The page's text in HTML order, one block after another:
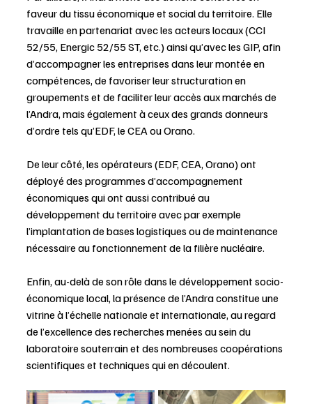
faveur du tissu économique et social du territoire. Elle
travaille en partenariat avec les acteurs locaux (CCI
52/55, Energic 52/55 ST, etc.) ainsi qu’avec les GIP, afin
d’accompagner les entreprises dans leur montée en
compétences, de favoriser leur structuration en
groupements et de faciliter leur accès aux marchés de
l’Andra, mais également à ceux des grands donneurs
d’ordre tels qu’EDF, le CEA ou Orano.
De leur côté, les opérateurs (EDF, CEA, Orano) ont
déployé des programmes d’accompagnement
économiques qui ont aussi contribué au
développement du territoire avec par exemple
l’implantation de bases logistiques ou de maintenance
nécessaire au fonctionnement de la filière nucléaire.
Enfin, au-delà de son rôle dans le développement socio-
économique local, la présence de l’Andra constitue une
vitrine à l’échelle nationale et internationale, au regard
de l’excellence des recherches menées au sein du
laboratoire souterrain et des nombreuses coopérations
scientifiques et techniques qui en découlent.